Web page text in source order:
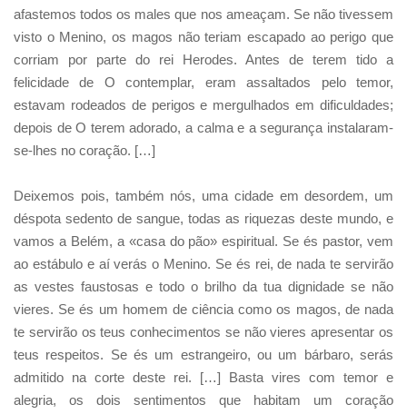
afastemos todos os males que nos ameaçam. Se não tivessem
visto o Menino, os magos não teriam escapado ao perigo que
corriam por parte do rei Herodes. Antes de terem tido a
felicidade de O contemplar, eram assaltados pelo temor,
estavam rodeados de perigos e mergulhados em dificuldades;
depois de O terem adorado, a calma e a segurança instalaram-
se-lhes no coração. […]
Deixemos pois, também nós, uma cidade em desordem, um
déspota sedento de sangue, todas as riquezas deste mundo, e
vamos a Belém, a «casa do pão» espiritual. Se és pastor, vem
ao estábulo e aí verás o Menino. Se és rei, de nada te servirão
as vestes faustosas e todo o brilho da tua dignidade se não
vieres. Se és um homem de ciência como os magos, de nada
te servirão os teus conhecimentos se não vieres apresentar os
teus respeitos. Se és um estrangeiro, ou um bárbaro, serás
admitido na corte deste rei. […] Basta vires com temor e
alegria, os dois sentimentos que habitam um coração